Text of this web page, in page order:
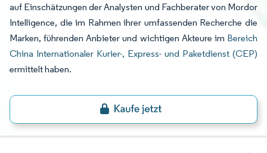
auf Einschätzungen der Analysten und Fachberater von Mordor
Intelligence, die im Rahmen ihrer umfassenden Recherche die
Marken, führenden Anbieter und wichtigen Akteure im Bereich
China Internationaler Kurier-, Express- und Paketdienst (CEP)
ermittelt haben.